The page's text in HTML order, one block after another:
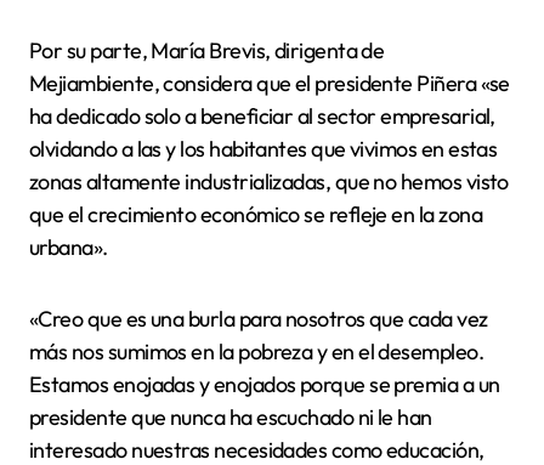
Por su parte, María Brevis, dirigenta de
Mejiambiente, considera que el presidente Piñera «se
ha dedicado solo a beneficiar al sector empresarial,
olvidando a las y los habitantes que vivimos en estas
zonas altamente industrializadas, que no hemos visto
que el crecimiento económico se refleje en la zona
urbana».
«Creo que es una burla para nosotros que cada vez
más nos sumimos en la pobreza y en el desempleo.
Estamos enojadas y enojados porque se premia a un
presidente que nunca ha escuchado ni le han
interesado nuestras necesidades como educación,